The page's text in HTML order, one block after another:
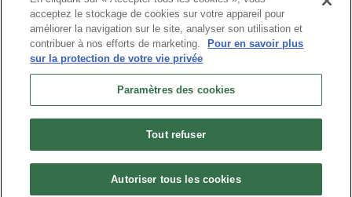
1 quai de créqui 38000 GRENOBLE
Site classique-Mon compte-Informations pratiques-
Conditions générales de vente
Newsletter
légales-Données personnelles
N° de SIRET : 925 251 613 immatriculée au RCS de Grenoble
N° de TVA intracommunautaire : FR38 925 251 613
Habilitation n° HA.074.96.0039 | Agrément N° ET730501093 | RC
professionnelle : Azzuro Assurances 114 912 039 et 115 403 698
acceptez le stockage de cookies sur votre appareil pour
améliorer la navigation sur le site, analyser son utilisation et
contribuer à nos efforts de marketing.
Pour en savoir plus
sur la protection de votre vie privée
Paramètres des cookies
Tout refuser
Autoriser tous les cookies